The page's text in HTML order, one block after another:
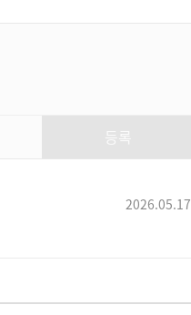
2026.05.17